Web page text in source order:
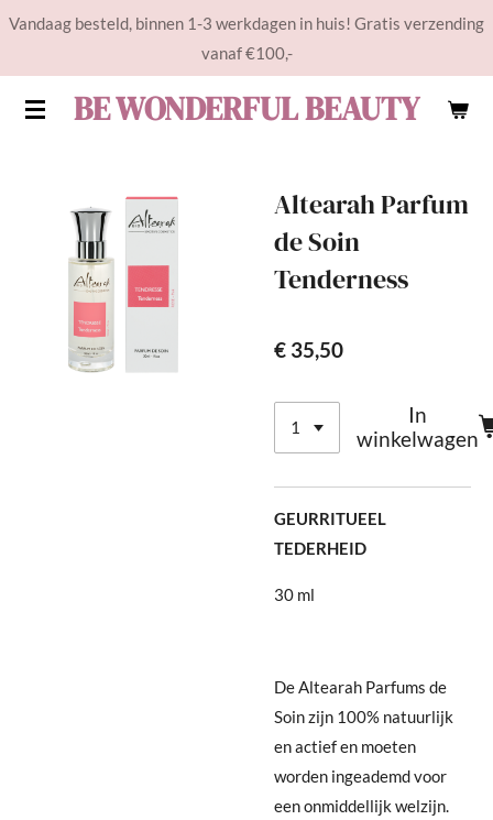
Ga
de
BE WONDERFUL BEAUTY
Vandaag besteld, binnen 1-3 werkdagen in huis! Gratis verzending
vanaf €100,-
Altearah Parfum
de Soin
Tenderness
€ 35,50
In
winkelwagen
GEURRITUEEL
TEDERHEID
30 ml
De Altearah Parfums de
Soin zijn 100% natuurlijk
en actief en moeten
worden ingeademd voor
een onmiddellijk welzijn.